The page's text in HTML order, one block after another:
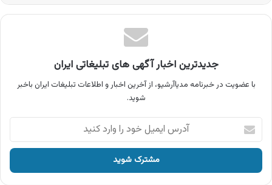
جدیدترین اخبار آگهی های تبلیغاتی ایران
با عضویت در خبرنامه مدیاآرشیو، از آخرین اخبار و اطلاعات تبلیغات ایران باخبر
شوید.
آدرس
ایمیل
خود
وارد